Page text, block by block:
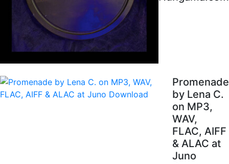
Promenade
by Lena C.
on MP3,
WAV,
FLAC, AIFF
& ALAC at
Juno